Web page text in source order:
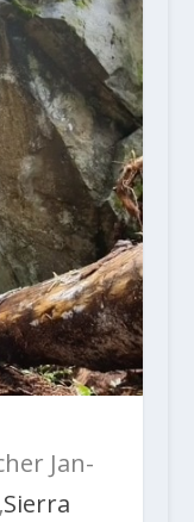
Jan-
Sierra